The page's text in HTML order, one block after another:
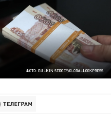
ФОТО: BULKIN SERGEY/GLOBALLOOKPRESS.